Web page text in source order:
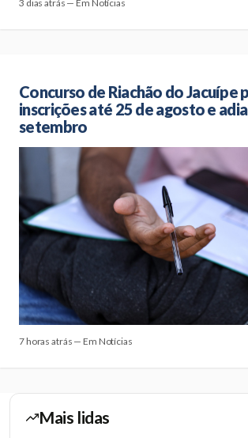
3 dias atrás — Em Notícias
Concurso de Riachão do Jacuípe
inscrições até 25 de agosto e
setembro
7 horas atrás — Em Notícias
Mais lidas